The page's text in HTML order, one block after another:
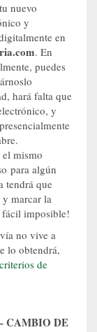
nuevo
y
en
. En
puedes
hará falta que
y
mismo
para algún
tendrá que
marcar la
fácil imposible!
no vive a
lo obtendrá,
criterios de
CAMBIO DE